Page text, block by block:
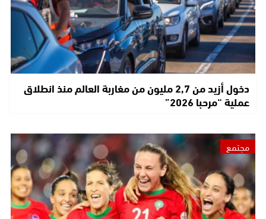
دخول أزيد من 2,7 مليون من مغاربة العالم منذ انطلاق
عملية “مرحبا 2026”
مجتمع